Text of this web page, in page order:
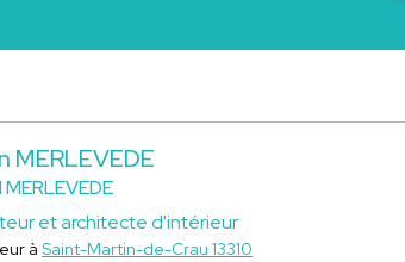
MERLEVEDE
et architecte d'intérieur
àSaint-Martin-de-Crau 13310